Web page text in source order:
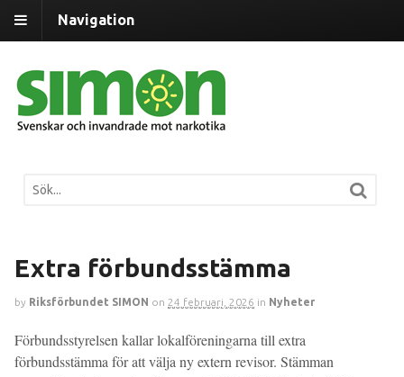
Navigation
Extra förbundsstämma
by Riksförbundet SIMON on 24 februari, 2026 in Nyheter
Förbundsstyrelsen kallar lokalföreningarna till extra
förbundsstämma för att välja ny extern revisor. Stämman